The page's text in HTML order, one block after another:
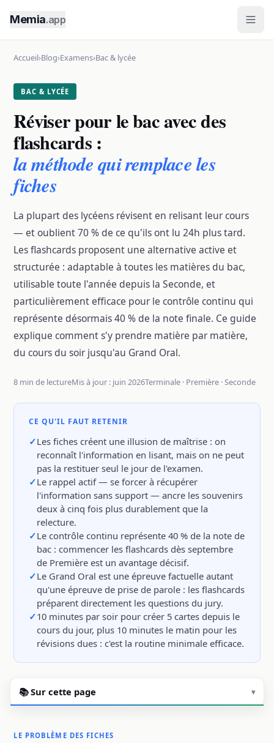
Memia.app
Accueil›Blog›Examens›Bac & lycée
BAC & LYCÉE
Réviser pour le bac avec des
flashcards :
la méthode qui remplace les
fiches
La plupart des lycéens révisent en relisant leur cours
— et oublient 70 % de ce qu'ils ont lu 24h plus tard.
Les flashcards proposent une alternative active et
structurée : adaptable à toutes les matières du bac,
utilisable toute l'année depuis la Seconde, et
particulièrement efficace pour le contrôle continu qui
représente désormais 40 % de la note finale. Ce guide
explique comment s'y prendre matière par matière,
du cours du soir jusqu'au Grand Oral.
8 min de lectureMis à jour : juin 2026Terminale · Première · Seconde
CE QU'IL FAUT RETENIR
Les fiches créent une illusion de maîtrise : on
reconnaît l'information en lisant, mais on ne peut
pas la restituer seul le jour de l'examen.
Le rappel actif — se forcer à récupérer
l'information sans support — ancre les souvenirs
deux à cinq fois plus durablement que la
relecture.
Le contrôle continu représente 40 % de la note de
bac : commencer les flashcards dès septembre
de Première est un avantage décisif.
Le Grand Oral est une épreuve factuelle autant
qu'une épreuve de prise de parole : les flashcards
préparent directement les questions du jury.
10 minutes par soir pour créer 5 cartes depuis le
cours du jour, plus 10 minutes le matin pour les
révisions dues : c'est la routine minimale efficace.
📚 Sur cette page ▾
LE PROBLÈME DES FICHES